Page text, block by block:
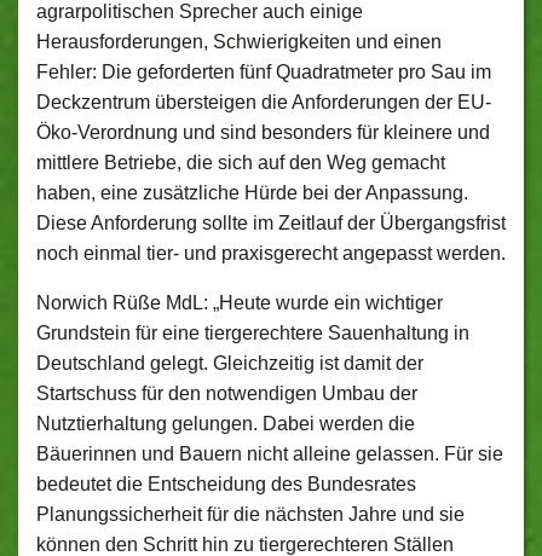
agrarpolitischen Sprecher auch einige
Herausforderungen, Schwierigkeiten und einen
Fehler: Die geforderten fünf Quadratmeter pro Sau im
Deckzentrum übersteigen die Anforderungen der EU-
Öko-Verordnung und sind besonders für kleinere und
mittlere Betriebe, die sich auf den Weg gemacht
haben, eine zusätzliche Hürde bei der Anpassung.
Diese Anforderung sollte im Zeitlauf der Übergangsfrist
noch einmal tier- und praxisgerecht angepasst werden.
Norwich Rüße MdL: „Heute wurde ein wichtiger
Grundstein für eine tiergerechtere Sauenhaltung in
Deutschland gelegt. Gleichzeitig ist damit der
Startschuss für den notwendigen Umbau der
Nutztierhaltung gelungen. Dabei werden die
Bäuerinnen und Bauern nicht alleine gelassen. Für sie
bedeutet die Entscheidung des Bundesrates
Planungssicherheit für die nächsten Jahre und sie
können den Schritt hin zu tiergerechteren Ställen